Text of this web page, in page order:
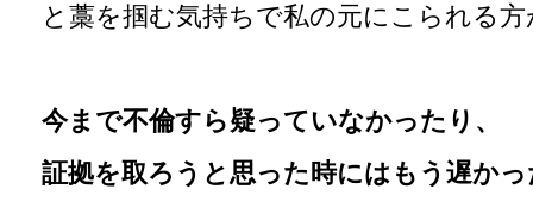
と藁を掴む気持ちで私の元にこられる
今まで不倫すら疑っていなかったり、
証拠を取ろうと思った時にはもう遅か